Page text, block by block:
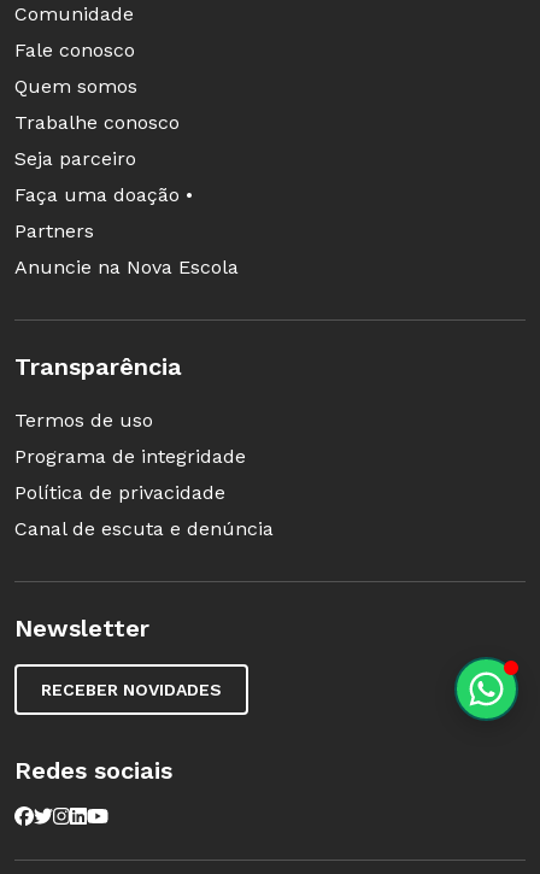
Comunidade
Fale conosco
Quem somos
Trabalhe conosco
Seja parceiro
Faça uma doação •
Partners
Anuncie na Nova Escola
Transparência
Termos de uso
Programa de integridade
Política de privacidade
Canal de escuta e denúncia
Newsletter
RECEBER NOVIDADES
Redes sociais